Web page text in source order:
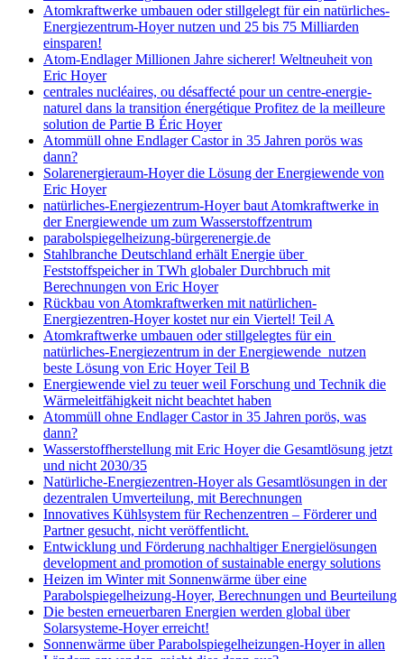
Atomkraftwerke umbauen oder stillgelegt für ein natürliches-
Energiezentrum-Hoyer nutzen und 25 bis 75 Milliarden
einsparen!
Atom-Endlager Millionen Jahre sicherer! Weltneuheit von
Eric Hoyer
centrales nucléaires, ou désaffecté pour un centre-energie-
naturel dans la transition énergétique Profitez de la meilleure
solution de Partie B Éric Hoyer
Atommüll ohne Endlager Castor in 35 Jahren porös was
dann?
Solarenergieraum-Hoyer die Lösung der Energiewende von
Eric Hoyer
natürliches-Energiezentrum-Hoyer baut Atomkraftwerke in
der Energiewende um zum Wasserstoffzentrum
parabolspiegelheizung-bürgerenergie.de
Stahlbranche Deutschland erhält Energie über
Feststoffspeicher in TWh globaler Durchbruch mit
Berechnungen von Eric Hoyer
Rückbau von Atomkraftwerken mit natürlichen-
Energiezentren-Hoyer kostet nur ein Viertel! Teil A
Atomkraftwerke umbauen oder stillgelegtes für ein
natürliches-Energiezentrum in der Energiewende nutzen
beste Lösung von Eric Hoyer Teil B
Energiewende viel zu teuer weil Forschung und Technik die
Wärmeleitfähigkeit nicht beachtet haben
Atommüll ohne Endlager Castor in 35 Jahren porös, was
dann?
Wasserstoffherstellung mit Eric Hoyer die Gesamtlösung jetzt
und nicht 2030/35
Natürliche-Energiezentren-Hoyer als Gesamtlösungen in der
dezentralen Umverteilung, mit Berechnungen
Innovatives Kühlsystem für Rechenzentren – Förderer und
Partner gesucht, nicht veröffentlicht.
Entwicklung und Förderung nachhaltiger Energielösungen
development and promotion of sustainable energy solutions
Heizen im Winter mit Sonnenwärme über eine
Parabolspiegelheizung-Hoyer, Berechnungen und Beurteilung
Die besten erneuerbaren Energien werden global über
Solarsysteme-Hoyer erreicht!
Sonnenwärme über Parabolspiegelheizungen-Hoyer in allen